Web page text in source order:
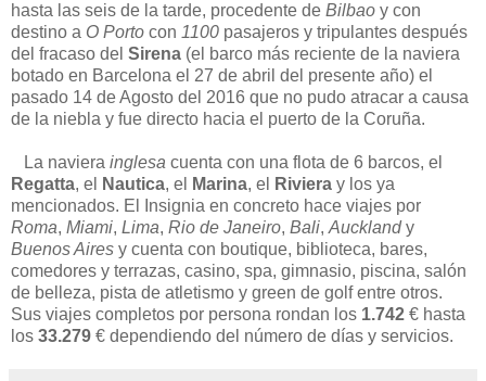
hasta las seis de la tarde, procedente de Bilbao y con
destino a O Porto con 1100 pasajeros y tripulantes después
del fracaso del Sirena (el barco más reciente de la naviera
botado en Barcelona el 27 de abril del presente año) el
pasado 14 de Agosto del 2016 que no pudo atracar a causa
de la niebla y fue directo hacia el puerto de la Coruña.
La naviera inglesa cuenta con una flota de 6 barcos, el
Regatta, el Nautica, el Marina, el Riviera y los ya
mencionados. El Insignia en concreto hace viajes por
Roma, Miami, Lima, Rio de Janeiro, Bali, Aucklandy
Buenos Aires y cuenta con boutique, biblioteca, bares,
comedores y terrazas, casino, spa, gimnasio, piscina, salón
de belleza, pista de atletismo y green de golf entre otros.
Sus viajes completos por persona rondan los 1.742 € hasta
los 33.279 € dependiendo del número de días y servicios.